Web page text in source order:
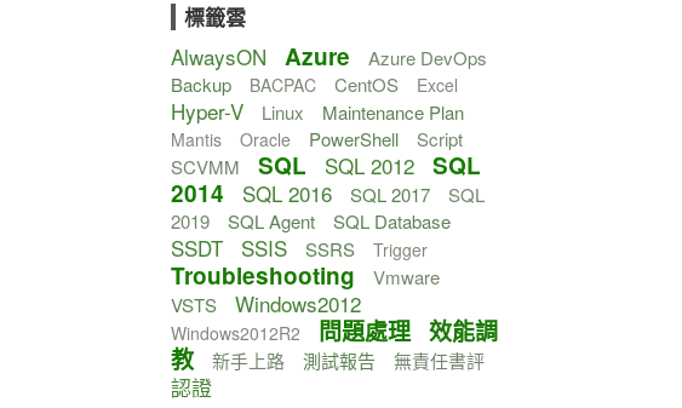
標籤雲
AlwaysON Azure
Azure DevOps
Backup
BACPAC CentOS Excel
Hyper-V Linux Maintenance Plan
Mantis Oracle PowerShell
Script
SCVMM
SQL SQL 2012 SQL
2014
SQL 2016 SQL 2017
SQL
2019
SQL Agent SQL Database
SSDT SSIS SSRS Trigger
Troubleshooting
Vmware
VSTS
Windows2012
Windows2012R2 問題處理 效能調
教
新手上路 測試報告 無責任書評
認證